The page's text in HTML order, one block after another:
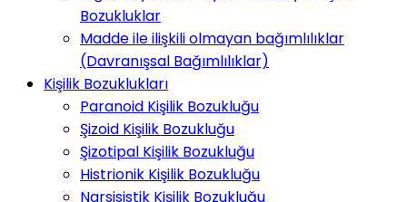
Bozukluklar
Madde ile ilişkili olmayan bağımlılıklar
(Davranışsal Bağımlılıklar)
Kişilik Bozuklukları
Paranoid Kişilik Bozukluğu
Şizoid Kişilik Bozukluğu
Şizotipal Kişilik Bozukluğu
Histrionik Kişilik Bozukluğu
Narsisistik Kişilik Bozukluğu